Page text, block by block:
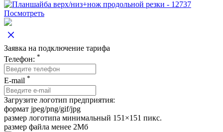
Посмотреть
Заявка на подключение тарифа
Телефон: *
E-mail *
Загрузите логотип предприятия:
формат jpeg/png/gif/jpg
размер логотипа минимальный 151×151 пикс.
размер файла менее 2Мб